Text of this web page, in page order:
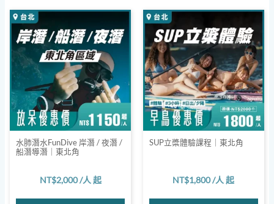
水肺潛水FunDive 岸潛 / 夜潛 /
船潛導潛｜東北角
NT$2,000 /人 起
SUP立槳體驗課程｜東北角
NT$1,800/人 起